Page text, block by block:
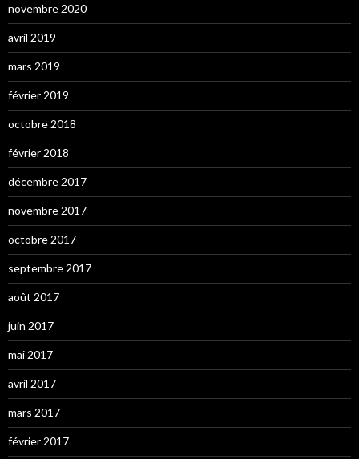
novembre 2020
avril 2019
mars 2019
février 2019
octobre 2018
février 2018
décembre 2017
novembre 2017
octobre 2017
septembre 2017
août 2017
juin 2017
mai 2017
avril 2017
mars 2017
février 2017